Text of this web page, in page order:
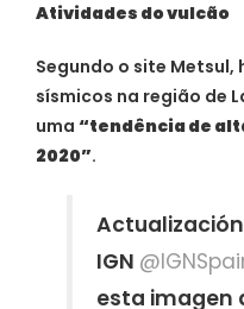
Atividades do vulcão
Segundo o site
sísmicos na região de
uma “tendência de
2020”.
IGN
esta imagen